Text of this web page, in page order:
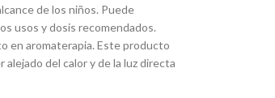
de los niños. Puede
usos y dosis recomendados.
en aromaterapia. Este producto
del calor y de la luz directa